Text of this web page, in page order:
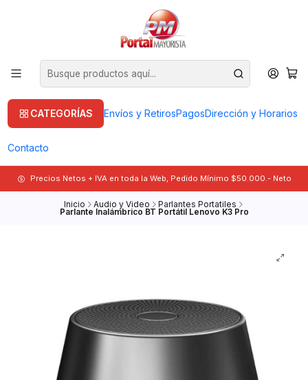
CATEGORÍAS Envíos y RetirosPagosDirección y Horarios
Contacto
Precios Netos + IVA en toda la Web, Pedido Mínimo $50.000.- Neto
Inicio Audio y Video Parlantes Portatiles
Parlante Inalámbrico BT Portátil Lenovo K3 Pro